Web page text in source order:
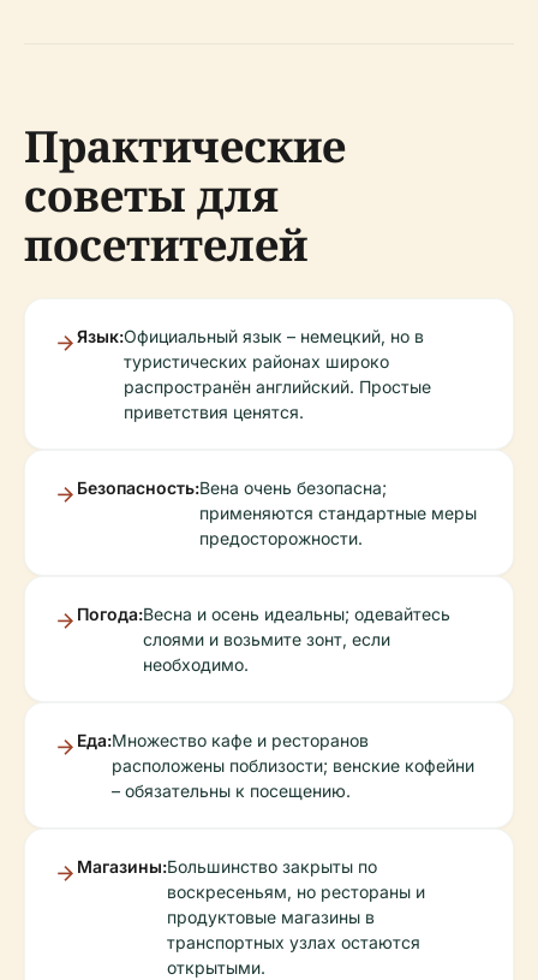
Практические
советы для
посетителей
Язык:Официальный язык – немецкий, но в
туристических районах широко
распространён английский. Простые
приветствия ценятся.
Безопасность:Вена очень безопасна;
применяются стандартные меры
предосторожности.
Погода:Весна и осень идеальны; одевайтесь
слоями и возьмите зонт, если
необходимо.
Еда:Множество кафе и ресторанов
расположены поблизости; венские кофейни
– обязательны к посещению.
Магазины:Большинство закрыты по
воскресеньям, но рестораны и
продуктовые магазины в
транспортных узлах остаются
открытыми.